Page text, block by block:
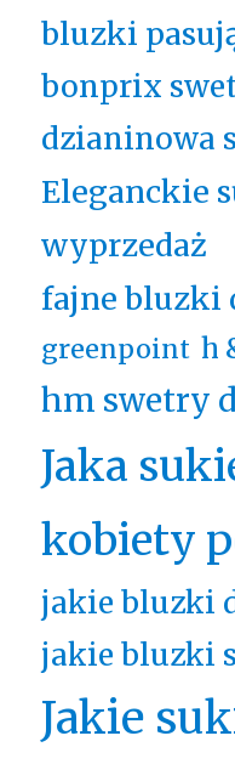
bluzki
bonprix
dzianinowa
Eleganckie
wyprzedaż
fajne bluzki
greenpoint h
hm swetry
Jaka
kobiety
jakie bluzki
jakie bluzki
Jakie